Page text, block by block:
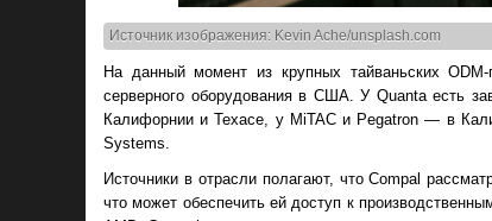
Источник изображения: Kevin Ache/unsplash.com
На данный момент из крупных тайваньских
серверного оборудования в США. У Quanta есть
Калифорнии и Техасе, у MiTAC и Pegatron — в
Systems.
Источники в отрасли полагают, что Compal
что может обеспечить ей доступ к